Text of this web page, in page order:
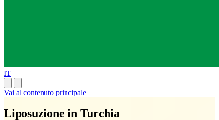
IT
Vai al contenuto principale
Liposuzione in Turchia